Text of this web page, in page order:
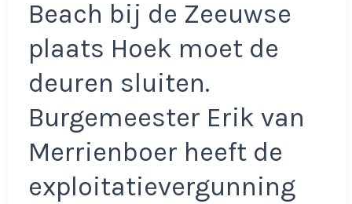
Beach bij de Zeeuwse
plaats Hoek moet de
deuren sluiten.
Burgemeester Erik van
Merrienboer heeft de
exploitatievergunning